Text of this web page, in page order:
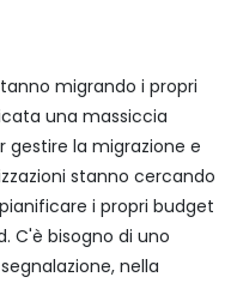
migrando i propri
una massiccia
la migrazione e
stanno cercando
i propri budget
C'è bisogno di uno
nella